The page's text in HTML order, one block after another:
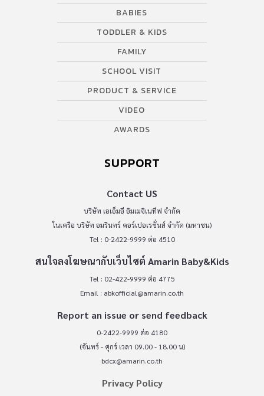
BABIES
TODDLER & KIDS
FAMILY
SCHOOL VISIT
PRODUCT & SERVICE
VIDEO
AWARDS
SUPPORT
Contact US
บริษัท เอเอ็มอี อิมเมจิเนทีฟ จำกัด
ในเครือ บริษัท อมรินทร์ คอร์เปอเรชั่นส์ จำกัด (มหาชน)
Tel : 0-2422-9999 ต่อ 4510
สนใจลงโฆษณากับเว็บไซต์ Amarin Baby&Kids
Tel : 02-422-9999 ต่อ 4775
Email : abkofficial@amarin.co.th
Report an issue or send feedback
0-2422-9999 ต่อ 4180
(จันทร์ - ศุกร์ เวลา 09.00 - 18.00 น)
bdcx@amarin.co.th
Privacy Policy